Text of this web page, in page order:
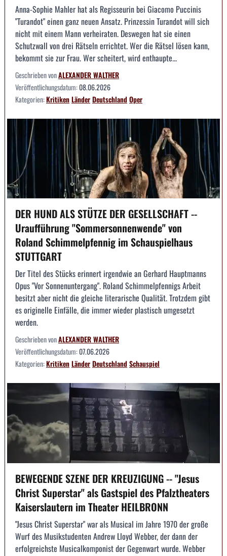
Anna-Sophie Mahler hat als Regisseurin bei Giacomo Puccinis
"Turandot" einen ganz neuen Ansatz. Prinzessin Turandot will sich
nicht mit einem Mann verheiraten. Deswegen hat sie einen
Schutzwall von drei Rätseln errichtet. Wer die Rätsel lösen kann,
bekommt sie zur Frau. Wer scheitert, wird enthaupte...
Geschrieben vonALEXANDER WALTHER
Veröffentlichungsdatum:08.06.2026
Kategorien:KritikenLänderDeutschlandOper
DER HUND ALS STÜTZE DER GESELLSCHAFT --
Uraufführung "Sommersonnenwende" von
Roland Schimmelpfennig im Schauspielhaus
STUTTGART
Der Titel des Stücks erinnert irgendwie an Gerhard Hauptmanns
Opus "Vor Sonnenuntergang". Roland Schimmelpfennigs Arbeit
besitzt aber nicht die gleiche literarische Qualität. Trotzdem gibt
es originelle Einfälle, die immer wieder plastisch umgesetzt
werden.
Geschrieben vonALEXANDER WALTHER
Veröffentlichungsdatum:07.06.2026
Kategorien:KritikenLänderDeutschlandSchauspiel
BEWEGENDE SZENE DER KREUZIGUNG -- "Jesus
Christ Superstar" als Gastspiel des Pfalztheaters
Kaiserslautern im Theater HEILBRONN
"Jesus Christ Superstar" war als Musical im Jahre 1970 der große
Wurf des Musikstudenten Andrew Lloyd Webber, der dann der
erfolgreichste Musicalkomponist der Gegenwart wurde. Webber